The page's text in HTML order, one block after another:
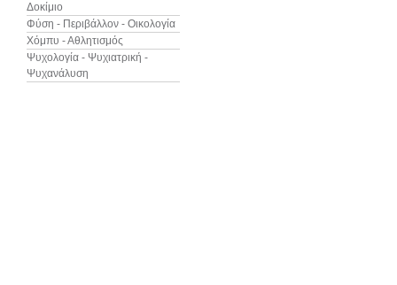
Δοκίμιο
Φύση - Περιβάλλον - Οικολογία
Χόμπυ - Αθλητισμός
Ψυχολογία - Ψυχιατρική -
Ψυχανάλυση